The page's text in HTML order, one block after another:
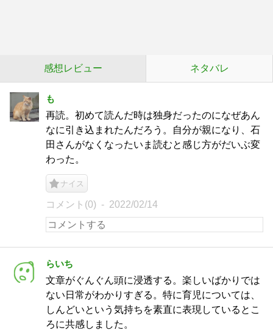
感想レビュー ネタバレ
も
再読。初めて読んだ時は独身だったのになぜあん
なに引き込まれたんだろう。自分が親になり、石
田さんがなくなったいま読むと感じ方がだいぶ変
わった。
ナイス
コメント(0) 2022/02/14
らいち
文章がぐんぐん頭に浸透する。楽しいばかりでは
ない日常がわかりすぎる。特に育児については、
しんどいという気持ちを素直に表現しているとこ
ろに共感しました。